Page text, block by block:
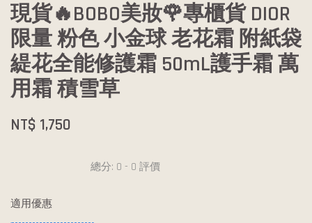
現貨🔥BOBO美妝🌹專櫃貨 DIOR
限量 粉色 小金球 老花霜 附紙袋
緹花全能修護霜 50mL護手霜 萬
用霜 積雪草
NT$ 1,750
總分: 0 - 0 評價
適用優惠